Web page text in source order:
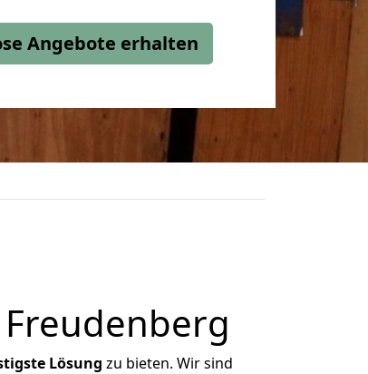
Angebote erhalten
Lösung zu bieten. Wir sind